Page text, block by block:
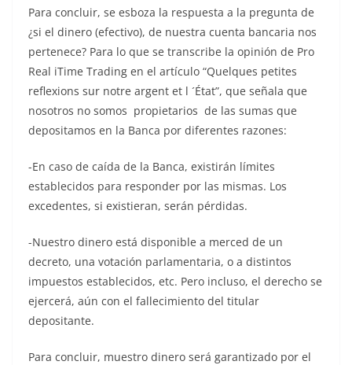
Para concluir, se esboza la respuesta a la pregunta de
¿si el dinero (efectivo), de nuestra cuenta bancaria nos
pertenece? Para lo que se transcribe la opinión de Pro
Real iTime Trading en el artículo “Quelques petites
reflexions sur notre argent et l ´État”, que señala que
nosotros no somos propietarios de las sumas que
depositamos en la Banca por diferentes razones:
-En caso de caída de la Banca, existirán límites
establecidos para responder por las mismas. Los
excedentes, si existieran, serán pérdidas.
-Nuestro dinero está disponible a merced de un
decreto, una votación parlamentaria, o a distintos
impuestos establecidos, etc. Pero incluso, el derecho se
ejercerá, aún con el fallecimiento del titular
depositante.
Para concluir, muestro dinero será garantizado por el